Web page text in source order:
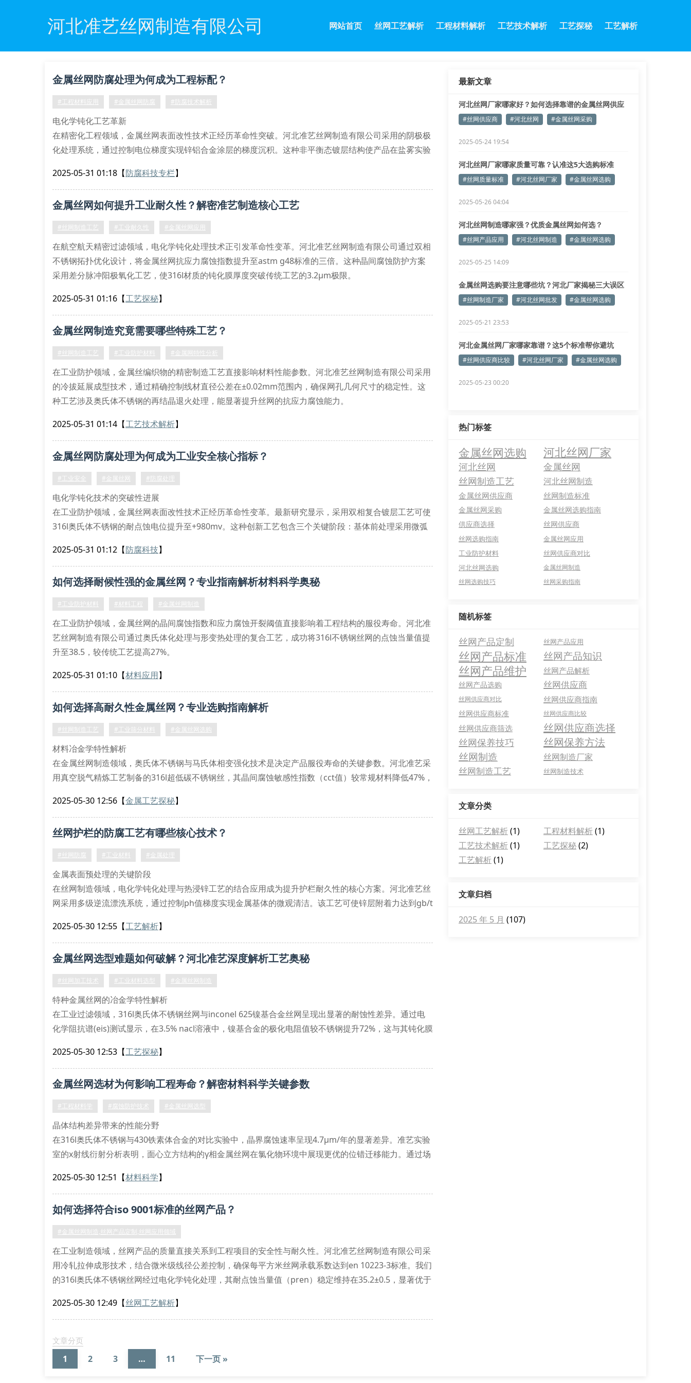
河北准艺丝网制造有限公司 网站首页 丝网工艺解析 工程材料解析 工艺技术解析 工艺探秘 工艺解析
金属丝网防腐处理为何成为工程标配？
#工程材料应用 #金属丝网防腐 #防腐技术解析
电化学钝化工艺革新
在精密化工程领域，金属丝网表面改性技术正经历革命性突破。河北准艺丝网制造有限公司采用的阴极极
化处理系统，通过控制电位梯度实现锌铝合金涂层的梯度沉积。这种非平衡态镀层结构使产品在盐雾实验
多场耦合防护体系构建
针对海洋工程特殊需求，我们开发了热浸镀锌与纳米陶瓷涂层的复合防护体系。该技术通过熔融锌浴渗透
（46
2025-05-31 01:18 【防腐科技专栏】
金属丝网如何提升工业耐久性？解密准艺制造核心工艺
#丝网制造工艺 #工业耐久性 #金属丝网应用
在航空航天精密过滤领域，电化学钝化处理技术正引发革命性变革。河北准艺丝网制造有限公司通过双相
不锈钢拓扑优化设计，将金属丝网抗应力腐蚀指数提升至astm g48标准的三倍。这种晶间腐蚀防护方案
采用差分脉冲阳极氧化工艺，使316l材质的钝化膜厚度突破传统工艺的3.2μm极限。
准艺研发团队独创的等参元网格划分算法，配合非线性接触分析模型，实现了金属编织物的多尺度力学响
应模拟
2025-05-31 01:16 【工艺探秘】
金属丝网制造究竟需要哪些特殊工艺？
#丝网制造工艺 #工业防护材料 #金属网特性分析
在工业防护领域，金属丝编织物的精密制造工艺直接影响材料性能参数。河北准艺丝网制造有限公司采用
的冷拔延展成型技术，通过精确控制线材直径公差在±0.02mm范围内，确保网孔几何尺寸的稳定性。这
种工艺涉及奥氏体不锈钢的再结晶退火处理，能显著提升丝网的抗应力腐蚀能力。
孔隙率校准：采用三维激光扫描仪进行网面拓扑分析
拉伸强度优化：双轴预应力处理工艺提升30%承载能力
表面
2025-05-31 01:14 【工艺技术解析】
金属丝网防腐处理为何成为工业安全核心指标？
#工业安全 #金属丝网 #防腐处理
电化学钝化技术的突破性进展
在工业防护领域，金属丝网表面改性技术正经历革命性变革。最新研究显示，采用双相复合镀层工艺可使
316l奥氏体不锈钢的耐点蚀电位提升至+980mv。这种创新工艺包含三个关键阶段：基体前处理采用微弧
司实验室数据显示，经此工艺处理的金属丝网在盐雾试验中突破5000小时无红锈记录。
晶间
2025-05-31 01:12 【防腐科技】
如何选择耐候性强的金属丝网？专业指南解析材料科学奥秘
#工业防护材料 #材料工程 #金属丝网制造
在工业防护领域，金属丝网的晶间腐蚀指数和应力腐蚀开裂阈值直接影响着工程结构的服役寿命。河北准
艺丝网制造有限公司通过奥氏体化处理与形变热处理的复合工艺，成功将316l不锈钢丝网的点蚀当量值提
升至38.5，较传统工艺提高27%。
采用电子背散射衍射技术检测发现，经动态应变时效处理的低碳钢丝网，其位错密度可达2.3×1014 m-2，
显著改善材料的疲劳裂纹扩展速率。这种微观结
2025-05-31 01:10 【材料应用】
如何选择高耐久性金属丝网？专业选购指南解析
#丝网制造工艺 #工业筛分材料 #金属丝网选购
材料冶金学特性解析
在金属丝网制造领域，奥氏体不锈钢与马氏体相变强化技术是决定产品服役寿命的关键参数。河北准艺采
用真空脱气精炼工艺制备的316l超低碳不锈钢丝，其晶间腐蚀敏感性指数（cct值）较常规材料降低47%，
编织拓扑结构优化
准艺独创的准静态多向编织技术（qmw）突破传统平纹编织的力学局限，经有限元分析验证，该结构在
承受交变载荷时，节点应力集中系数降低至1
2025-05-30 12:56 【金属工艺探秘】
丝网护栏的防腐工艺有哪些核心技术？
#丝网防腐 #工业材料 #金属处理
金属表面预处理的关键阶段
在丝网制造领域，电化学钝化处理与热浸锌工艺的结合应用成为提升护栏耐久性的核心方案。河北准艺丝
网采用多级逆流漂洗系统，通过控制ph值梯度实现金属基体的微观清洁。该工艺可使锌层附着力达到gb/t
创新涂层技术的突破方向
纳米复合镀层技术：采用磁控溅射沉积法形成tin-al₂
2025-05-30 12:55 【工艺解析】
金属丝网选型难题如何破解？河北准艺深度解析工艺奥秘
#丝网加工技术 #工业材料选型 #金属丝网制造
特种金属丝网的冶金学特性解析
在工业过滤领域，316l奥氏体不锈钢丝网与inconel 625镍基合金丝网呈现出显著的耐蚀性差异。通过电
化学阻抗谱(eis)测试显示，在3.5% nacl溶液中，镍基合金的极化电阻值较不锈钢提升72%，这与其钝化膜
制备梯度功能涂层，成功将丝网使用寿命延长至传统制品的
2025-05-30 12:53 【工艺探秘】
金属丝网选材为何影响工程寿命？解密材料科学关键参数
#工程材料学 #腐蚀防护技术 #金属丝网选型
晶体结构差异带来的性能分野
在316l奥氏体不锈钢与430铁素体合金的对比实验中，晶界腐蚀速率呈现4.7μm/年的显著差异。准艺实验
室的x射线衍射分析表明，面心立方结构的γ相金属丝网在氯化物环境中展现更优的位错迁移能力。通过场
八大关键参数解析体系
应变硬化指数(n值)：冷轧成型工艺中的n值需控制在
2025-05-30 12:51 【材料科学】
如何选择符合iso 9001标准的丝网产品？
#金属丝网制造,丝网产品定制,丝网应用领域
在工业制造领域，丝网产品的质量直接关系到工程项目的安全性与耐久性。河北准艺丝网制造有限公司采
用冷轧拉伸成形技术，结合微米级线径公差控制，确保每平方米丝网承载系数达到en 10223-3标准。我们
的316l奥氏体不锈钢丝网经过电化学钝化处理，其耐点蚀当量值（pren）稳定维持在35.2±0.5，显著优于
精密织造工艺解析
准艺自主研发的数控绞织机组配备激光定位系统，可实现0.02
2025-05-30 12:49 【丝网工艺解析】
文章分页
1 2 3 … 11 下一页 »
最新文章
河北丝网厂家哪家好？如何选择靠谱的金属丝网供应
商？
#丝网供应商 #河北丝网 #金属丝网采购
2025-05-24 19:54
河北丝网厂家哪家质量可靠？认准这5大选购标准
#丝网质量标准 #河北丝网厂家 #金属丝网选购
2025-05-26 04:04
河北丝网制造哪家强？优质金属丝网如何选？
#丝网产品应用 #河北丝网制造 #金属丝网选购
2025-05-25 14:09
金属丝网选购要注意哪些坑？河北厂家揭秘三大误区
#丝网制造厂家 #河北丝网批发 #金属丝网选购
2025-05-21 23:53
河北金属丝网厂家哪家靠谱？这5个标准帮你避坑
#丝网供应商比较 #河北丝网厂家 #金属丝网选购
2025-05-23 00:20
热门标签
金属丝网选购 河北丝网厂家
河北丝网
金属丝网
丝网制造工艺
河北丝网制造
金属丝网供应商 丝网制造标准
金属丝网采购
金属丝网选购指南
供应商选择
丝网供应商
丝网选购指南
金属丝网应用
工业防护材料
丝网供应商对比
河北丝网选购
金属丝网制造
丝网选购技巧
丝网采购指南
随机标签
丝网产品定制 丝网产品应用
丝网产品标准 丝网产品知识
丝网产品维护 丝网产品解析
丝网产品选购 丝网供应商
丝网供应商对比 丝网供应商指南
丝网供应商标准 丝网供应商比较
丝网供应商筛选 丝网供应商选择
丝网保养技巧 丝网保养方法
丝网制造 丝网制造厂家
丝网制造工艺 丝网制造技术
文章分类
丝网工艺解析(1) 工程材料解析(1)
工艺技术解析(1) 工艺探秘(2)
工艺解析(1)
文章归档
2025 年 5 月 (107)